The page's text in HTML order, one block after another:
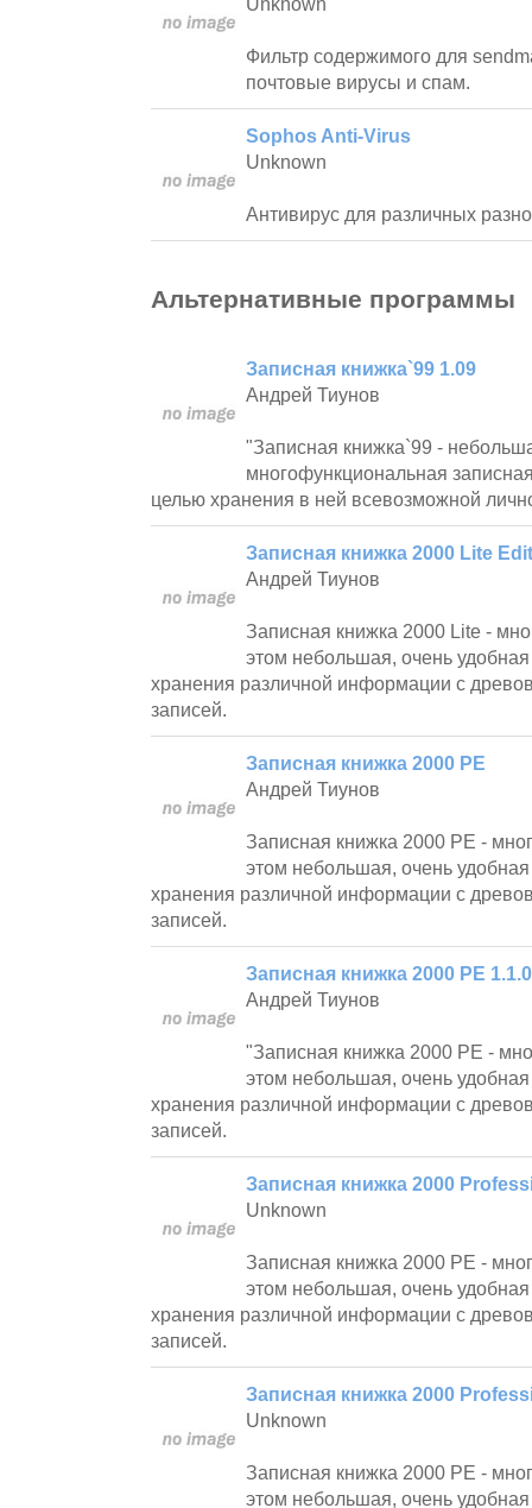
Unknown
Фильтр содержимого для
почтовые вирусы и спам.
Sophos Anti-Virus
Unknown
Антивирус для различных
Альтернативные программы
Записная книжка`99 1.09
Андрей Тиунов
"Записная книжка`99 -
многофункциональная
целью хранения в ней всевозможной
Записная книжка 2000 Lite
Андрей Тиунов
Записная книжка 2000 Lite -
этом небольшая, очень
хранения различной информации с
записей.
Записная книжка 2000 PE
Андрей Тиунов
Записная книжка 2000 PE -
этом небольшая, очень
хранения различной информации с
записей.
Записная книжка 2000 PE 1.1.0
Андрей Тиунов
"Записная книжка 2000 PE -
этом небольшая, очень
хранения различной информации с
записей.
Записная книжка 2000
Unknown
Записная книжка 2000 PE -
этом небольшая, очень
хранения различной информации с
записей.
Записная книжка 2000
Unknown
Записная книжка 2000 PE -
этом небольшая, очень